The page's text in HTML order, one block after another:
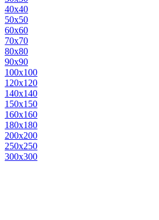
40х40
50х50
60х60
70х70
80х80
90х90
100х100
120х120
140х140
150х150
160х160
180х180
200х200
250х250
300х300